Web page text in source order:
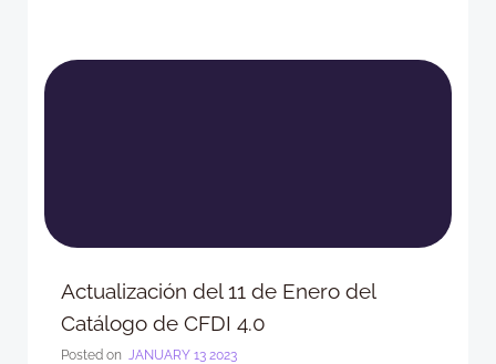
Actualización del 11 de Enero del
Catálogo de CFDI 4.0
Posted on JANUARY 13 2023